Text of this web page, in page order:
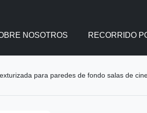
NOSOTROS RECORRIDO
para paredes de fondo salas de